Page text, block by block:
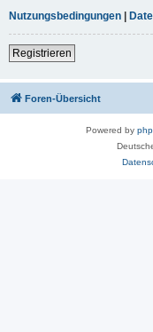
Nutzungsbedingungen |
Registrieren
Foren-Übersicht
Powered by